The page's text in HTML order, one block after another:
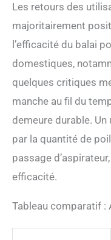
Les retours des
majoritairement
l’efficacité du balai
domestiques,
quelques critiques
manche au fil du
demeure durable.
par la quantité de
passage
efficacité.
Tableau comparatif :